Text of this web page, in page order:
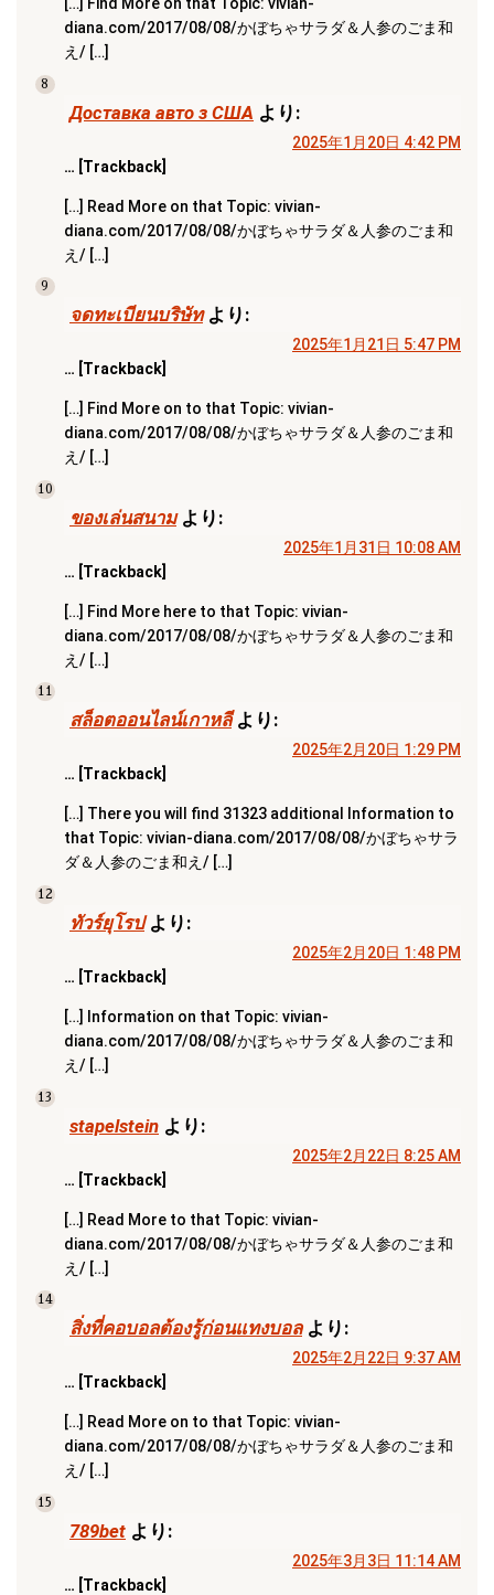
diana.com/2017/08/08/かぼちゃサラダ＆人参のごま和
え/ […]
8
Доставка авто з США より:
2025年1月20日 4:42 PM
… [Trackback]
[…] Read More on that Topic: vivian-
diana.com/2017/08/08/かぼちゃサラダ＆人参のごま和
え/ […]
9
จดทะเบียนบริษัท より:
2025年1月21日 5:47 PM
… [Trackback]
[…] Find More on to that Topic: vivian-
diana.com/2017/08/08/かぼちゃサラダ＆人参のごま和
え/ […]
10
ของเล่นสนาม より:
2025年1月31日 10:08 AM
… [Trackback]
[…] Find More here to that Topic: vivian-
diana.com/2017/08/08/かぼちゃサラダ＆人参のごま和
え/ […]
11
สล็อตออนไลน์เกาหลี より:
2025年2月20日 1:29 PM
… [Trackback]
[…] There you will find 31323 additional Information to
that Topic: vivian-diana.com/2017/08/08/かぼちゃサラ
ダ＆人参のごま和え/ […]
12
ทัวร์ยุโรป より:
2025年2月20日 1:48 PM
… [Trackback]
[…] Information on that Topic: vivian-
diana.com/2017/08/08/かぼちゃサラダ＆人参のごま和
え/ […]
13
stapelstein より:
2025年2月22日 8:25 AM
… [Trackback]
[…] Read More to that Topic: vivian-
diana.com/2017/08/08/かぼちゃサラダ＆人参のごま和
え/ […]
14
สิ่งที่คอบอลต้องรู้ก่อนแทงบอล より:
2025年2月22日 9:37 AM
… [Trackback]
[…] Read More on to that Topic: vivian-
diana.com/2017/08/08/かぼちゃサラダ＆人参のごま和
え/ […]
15
789bet より:
2025年3月3日 11:14 AM
… [Trackback]